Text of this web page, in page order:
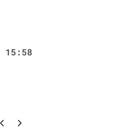
15:58
Pagina successiva